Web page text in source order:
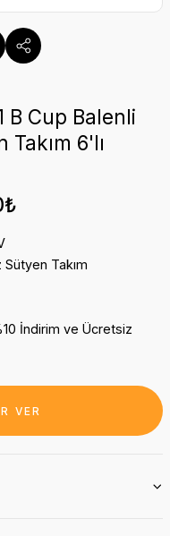
B Cup Balenli
6'lı
Takım
İndirim ve Ücretsiz
VER